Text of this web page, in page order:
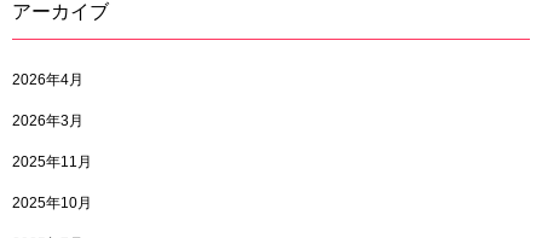
アーカイブ
2026年4月
2026年3月
2025年11月
2025年10月